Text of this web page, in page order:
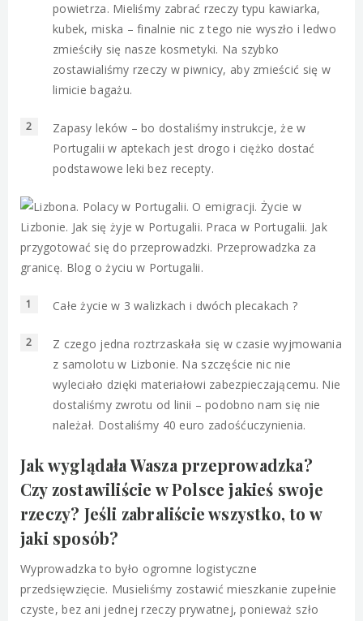
powietrza. Mieliśmy zabrać rzeczy typu kawiarka,
kubek, miska – finalnie nic z tego nie wyszło i ledwo
zmieściły się nasze kosmetyki. Na szybko
zostawialiśmy rzeczy w piwnicy, aby zmieścić się w
limicie bagażu.
Zapasy leków – bo dostaliśmy instrukcje, że w
Portugalii w aptekach jest drogo i ciężko dostać
podstawowe leki bez recepty.
Całe życie w 3 walizkach i dwóch plecakach ?
Z czego jedna roztrzaskała się w czasie wyjmowania
z samolotu w Lizbonie. Na szczęście nic nie
wyleciało dzięki materiałowi zabezpieczającemu. Nie
dostaliśmy zwrotu od linii – podobno nam się nie
należał. Dostaliśmy 40 euro zadośćuczynienia.
Jak wyglądała Wasza przeprowadzka?
Czy zostawiliście w Polsce jakieś swoje
rzeczy? Jeśli zabraliście wszystko, to w
jaki sposób?
Wyprowadzka to było ogromne logistyczne
przedsięwzięcie. Musieliśmy zostawić mieszkanie zupełnie
czyste, bez ani jednej rzeczy prywatnej, ponieważ szło